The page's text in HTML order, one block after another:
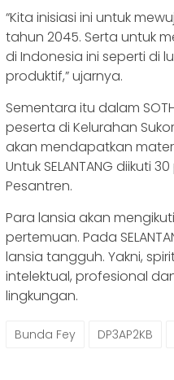
“Kita inisiasi ini untuk
tahun 2045. Serta untuk
di Indonesia ini seperti di
produktif,” ujarnya.
Sementara itu dalam
peserta di Kelurahan
akan mendapatkan
Untuk SELANTANG diikuti
Pesantren.
Para lansia akan
pertemuan. Pada
lansia tangguh. Yakni,
intelektual, profesional
lingkungan.
Bunda Fey DP3AP2KB